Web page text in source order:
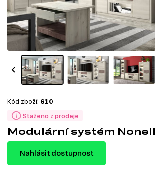
Staženo z prodeje
Kód zboží: 610
Modulární systém Nonell
Nahlásit dostupnost